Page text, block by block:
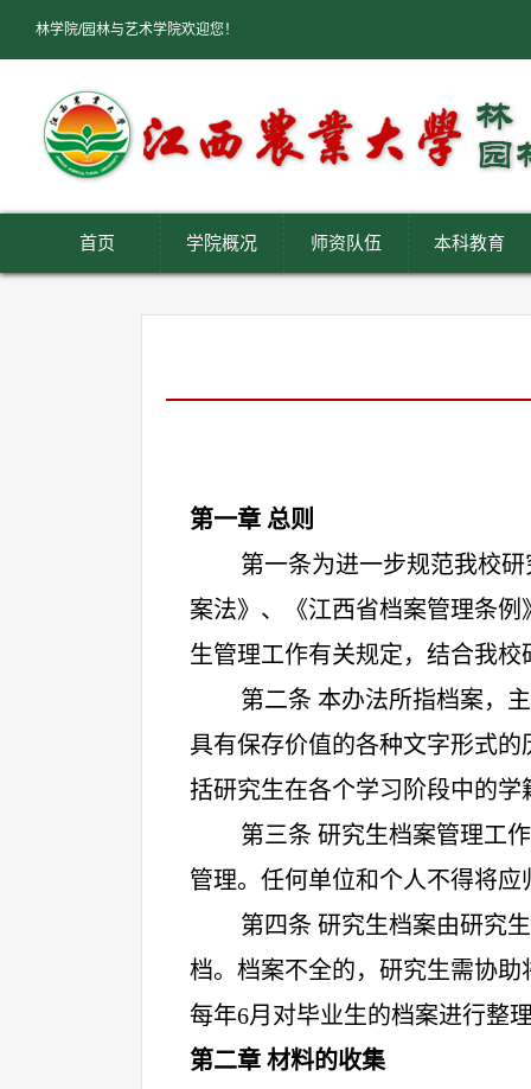
林学院/园林与艺术学院欢迎您！
首页 学院概况 师资队伍 本科教育
第一章 总则
第一条为进一步规范我校
案法》、《江西省档案管理条
生管理工作有关规定，结合我
第二条 本办法所指档案，
具有保存价值的各种文字形式
括研究生在各个学习阶段中的
第三条 研究生档案管理工
管理。任何单位和个人不得将
第四条 研究生档案由研究
档。档案不全的，研究生需协
每年6月对毕业生的档案进行整
第二章 材料的收集